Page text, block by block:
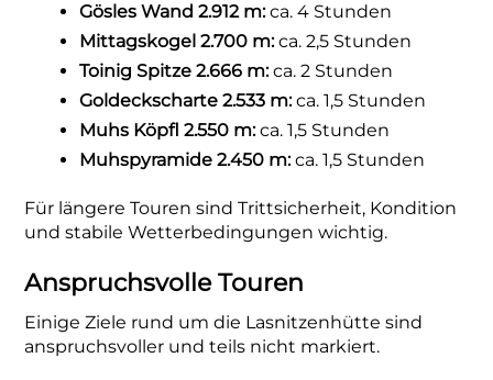
Gösles Wand 2.912 m:ca. 4 Stunden
Mittagskogel 2.700 m:ca. 2,5 Stunden
Toinig Spitze 2.666 m:ca. 2 Stunden
Goldeckscharte 2.533 m:ca. 1,5 Stunden
Muhs Köpfl 2.550 m:ca. 1,5 Stunden
Muhspyramide 2.450 m:ca. 1,5 Stunden
Für längere Touren sind Trittsicherheit, Kondition
und stabile Wetterbedingungen wichtig.
Anspruchsvolle Touren
Einige Ziele rund um die Lasnitzenhütte sind
anspruchsvoller und teils nicht markiert.